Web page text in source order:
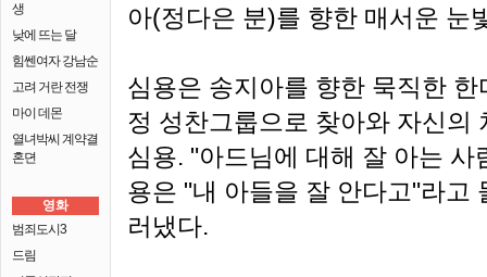
생
낮에 뜨는 달
힘쎈여자 강남순
고려 거란 전쟁
마이 데몬
열녀박씨 계약결
혼뎐
영화
범죄도시3
드림
아(정다은 분)를 향한 매서운 눈
심용은 송지아를 향한 묵직한
정 성찬그룹으로 찾아와 자신의
심용. "아드님에 대해 잘 아는
용은 "내 아들을 잘 안다고"라고
러냈다.